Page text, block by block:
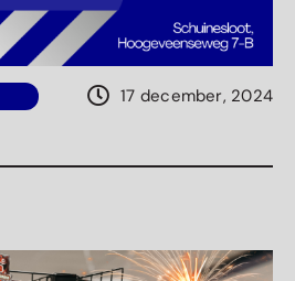
17 december, 2024